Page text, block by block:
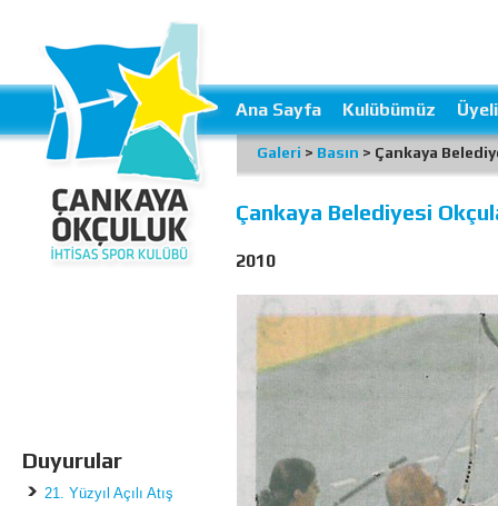
Duyurular
21. Yüzyıl Açılı Atış
Ana Sayfa Kulübümüz
Galeri > Basın > Çankaya
Çankaya Belediyesi
2010